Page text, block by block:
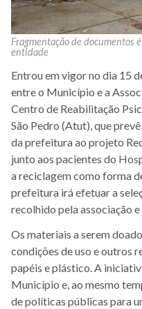
Fragmentação de documentos
entidade
Entrou em vigor no dia 15
entre o Município e a
Centro de Reabilitação
São Pedro (Atut), que
da prefeitura ao projeto
junto aos pacientes do
a reciclagem como forma
prefeitura irá efetuar a
recolhido pela associação
Os materiais a serem
condições de uso e outros
papéis e plástico. A
Município e, ao mesmo
de políticas públicas para